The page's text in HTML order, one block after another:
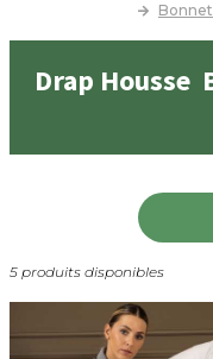
Drap Housse
5 produits disponibles